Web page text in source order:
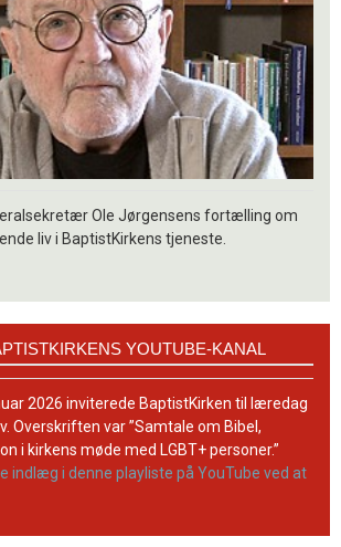
Ole Jørgensens fortælling om
liv i BaptistKirkens tjeneste.
YOUTUBE-KANAL
2026 inviterede BaptistKirken til læredag
Overskriften var ”Samtale om Bibel,
i kirkens møde med LGBT+ personer.”
indlæg i denne playliste på YouTube ved at